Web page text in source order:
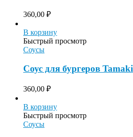
360,00 ₽
В корзину
Быстрый просмотр
Соусы
Соус для бургеров Tamaki
360,00 ₽
В корзину
Быстрый просмотр
Соусы